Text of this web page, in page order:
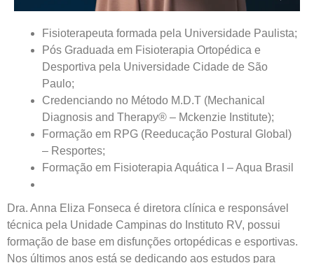
Fisioterapeuta formada pela Universidade Paulista;
Pós Graduada em Fisioterapia Ortopédica e
Desportiva pela Universidade Cidade de São
Paulo;
Credenciando no Método M.D.T (Mechanical
Diagnosis and Therapy® – Mckenzie Institute);
Formação em RPG (Reeducação Postural Global)
– Resportes;
Formação em Fisioterapia Aquática I – Aqua Brasil
Dra. Anna Eliza Fonseca é diretora clínica e responsável
técnica pela Unidade Campinas do Instituto RV, possui
formação de base em disfunções ortopédicas e esportivas.
Nos últimos anos está se dedicando aos estudos para
avaliação clínica da sua coluna e nossos profissionais
indicarão qual o melhor caminho a ser seguido.
(011) 2091-1267
Demais Localidades:
0800 494 8888